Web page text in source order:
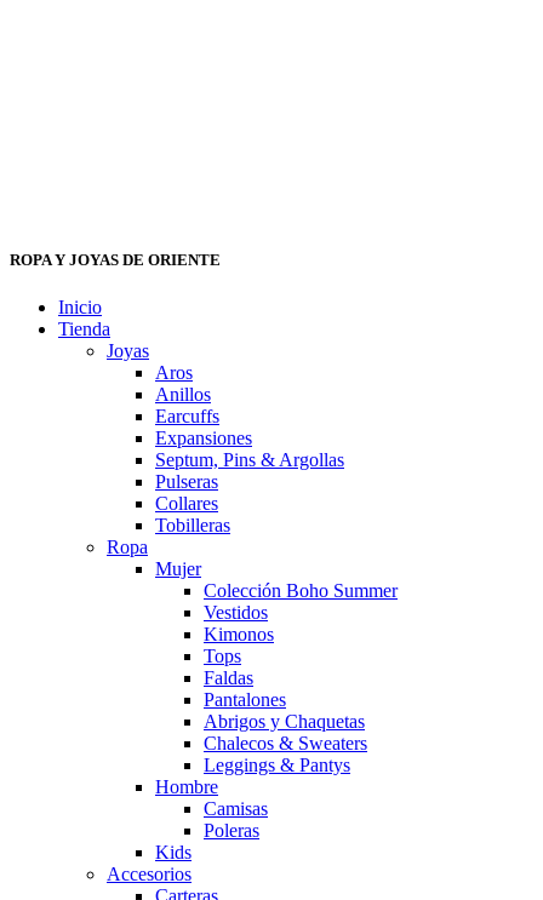
ROPA Y JOYAS DE ORIENTE
Inicio
Tienda
Joyas
Aros
Anillos
Earcuffs
Expansiones
Septum, Pins & Argollas
Pulseras
Collares
Tobilleras
Ropa
Mujer
Colección Boho Summer
Vestidos
Kimonos
Tops
Faldas
Pantalones
Abrigos y Chaquetas
Chalecos & Sweaters
Leggings & Pantys
Hombre
Camisas
Poleras
Kids
Accesorios